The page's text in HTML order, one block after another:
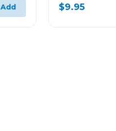
Add $9.95